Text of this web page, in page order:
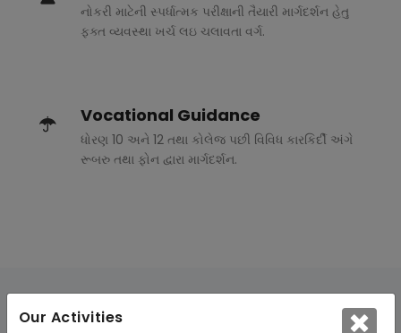
Our Activities
નોકરી માટેની સ્પર્ધાત્મક પરીક્ષાની તૈયારી માર્ગદર્શન હેતુ
ફક્ત વ્યવસ્થા ખર્ચ લઇ ચલાવતા વર્ગ.
Vocational Guidance
ધોરણ 10 અને 12 તથા કોલેજ પછી વિવિધ કારકિર્દી અંગે
રૂબરુ તથા ફોન દ્વારા માર્ગદર્શન.